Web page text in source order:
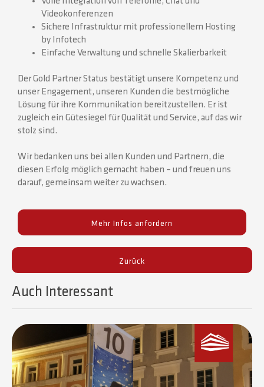
Videokonferenzen
Sichere Infrastruktur mit professionellem Hosting
by Infotech
Einfache Verwaltung und schnelle Skalierbarkeit
Der Gold Partner Status bestätigt unsere Kompetenz und
unser Engagement, unseren Kunden die bestmögliche
Lösung für ihre Kommunikation bereitzustellen. Er ist
zugleich ein Gütesiegel für Qualität und Service, auf das wir
stolz sind.
Wir bedanken uns bei allen Kunden und Partnern, die
diesen Erfolg möglich gemacht haben – und freuen uns
darauf, gemeinsam weiter zu wachsen.
Mehr Infos anfordern
Zurück
Auch Interessant​